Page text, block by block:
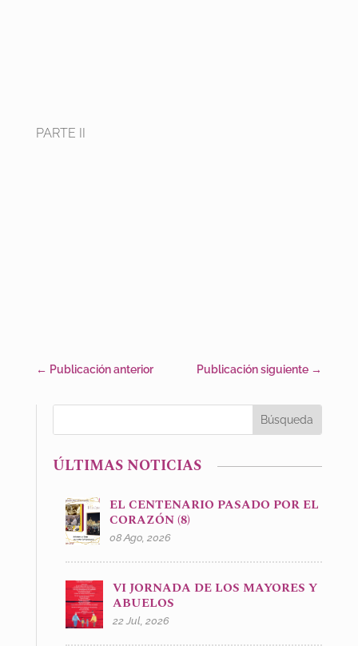
PARTE II
← Publicación anterior Publicación siguiente →
ÚLTIMAS NOTICIAS
EL CENTENARIO PASADO POR EL
CORAZÓN (8)
08 Ago, 2026
VI JORNADA DE LOS MAYORES Y
ABUELOS
22 Jul, 2026